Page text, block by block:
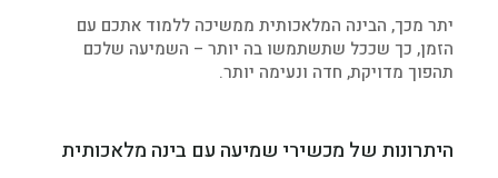
יתר מכך, הבינה המלאכותית ממשיכה ללמוד אתכם עם
הזמן, כך שככל שתשתמשו בה יותר – השמיעה שלכם
תהפוך מדויקת, חדה ונעימה יותר.
היתרונות של מכשירי שמיעה עם בינה מלאכותית